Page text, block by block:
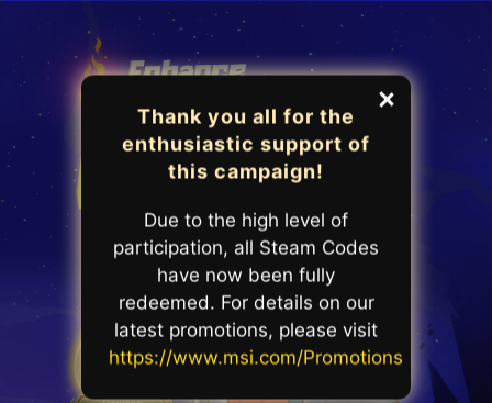
Thank you all for the
enthusiastic support of
this campaign!
Due to the high level of
participation, all Steam Codes
have now been fully
redeemed. For details on our
latest promotions, please visit
https://www.msi.com/Promotions